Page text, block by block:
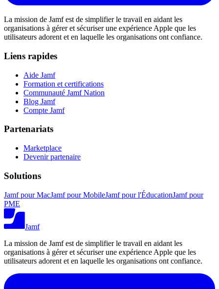
La mission de Jamf est de simplifier le travail en aidant les
organisations à gérer et sécuriser une expérience Apple que les
utilisateurs adorent et en laquelle les organisations ont confiance.
Liens rapides
Aide Jamf
Formation et certifications
Communauté Jamf Nation
Blog Jamf
Compte Jamf
Partenariats
Marketplace
Devenir partenaire
Solutions
Jamf pour MacJamf pour MobileJamf pour l'ÉducationJamf pour
PME
Jamf
La mission de Jamf est de simplifier le travail en aidant les
organisations à gérer et sécuriser une expérience Apple que les
utilisateurs adorent et en laquelle les organisations ont confiance.